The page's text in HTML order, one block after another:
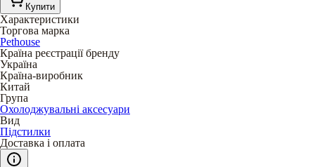
Купити
Характеристики
Торгова марка
Pethouse
Країна реєстрації бренду
Україна
Країна-виробник
Китай
Група
Охолоджувальні аксесуари
Вид
Підстилки
Доставка і оплата